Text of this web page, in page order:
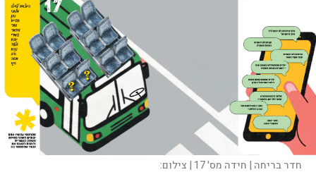
חדר בריחה | חידה מס' 17 | צילום: